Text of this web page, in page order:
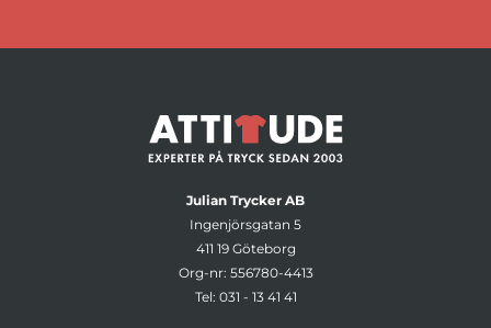
Julian Trycker AB
Ingenjörsgatan 5
411 19 Göteborg
Org-nr: 556780-4413
Tel: 031 - 13 41 41